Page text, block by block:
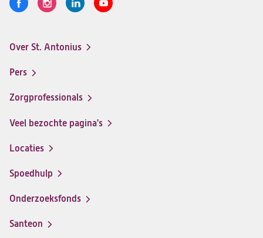
Volg
Logo
een
ziekenhuis
op
Logo
een
op
Logo
een
op
Logo
menu
Over St. Antonius
Pers
Zorgprofessionals
Veel bezochte pagina's
Locaties
Spoedhulp
Onderzoeksfonds
Santeon
(opent